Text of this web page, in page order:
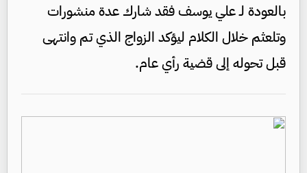
بالعودة لـ علي يوسف فقد شارك عدة منشورات
وتلعثم خلال الكلام ليؤكد الزواج الذي تم وانتهى
قبل تحوله إلى قضية رأي عام.